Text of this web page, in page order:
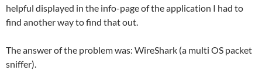
helpful displayed in the info-page of the application I had to
find another way to find that out.
The answer of the problem was: WireShark (a multi OS packet
sniffer).